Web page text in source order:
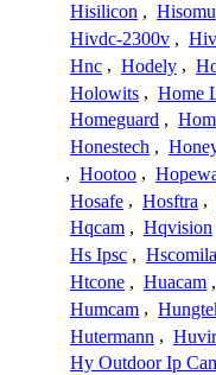
Hisilicon , Hisomu
Hivdc-2300v ,
Hnc , Hodely ,
Holowits , Home
Homeguard ,
Honestech ,
, Hootoo ,
Hosafe , Hosftra ,
Hqcam , Hqvision
Hs Ipsc , Hscomila
Htcone , Huacam ,
Humcam ,
Hutermann ,
Hy Outdoor Ip